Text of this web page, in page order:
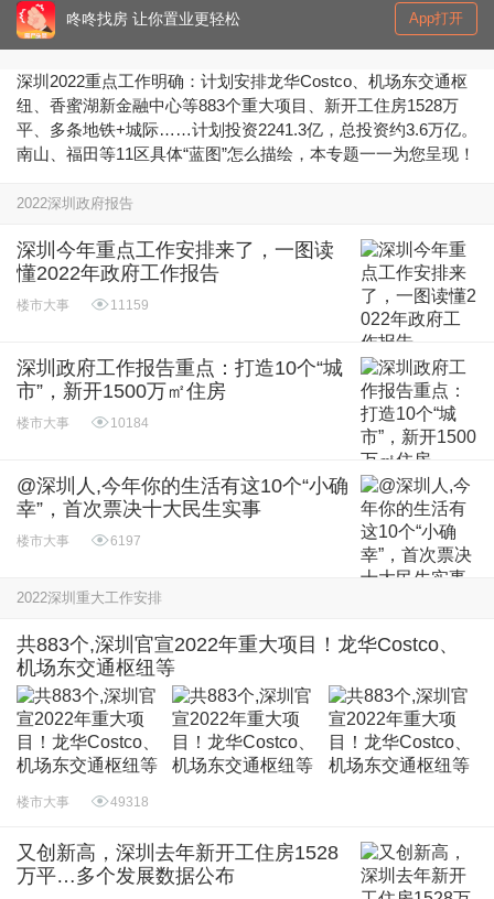
咚咚找房 让你置业更轻松 App打开
深圳2022重点工作明确：计划安排龙华Costco、机场东交通枢
纽、香蜜湖新金融中心等883个重大项目、新开工住房1528万
平、多条地铁+城际……计划投资2241.3亿，总投资约3.6万亿。
南山、福田等11区具体“蓝图”怎么描绘，本专题一一为您呈现！
2022深圳政府报告
深圳今年重点工作安排来了，一图读
懂2022年政府工作报告
楼市大事 11159
深圳政府工作报告重点：打造10个“城
市”，新开1500万㎡住房
楼市大事 10184
@深圳人,今年你的生活有这10个“小确
幸”，首次票决十大民生实事
楼市大事 6197
2022深圳重大工作安排
共883个,深圳官宣2022年重大项目！龙华Costco、
机场东交通枢纽等
楼市大事 49318
又创新高，深圳去年新开工住房1528
万平…多个发展数据公布